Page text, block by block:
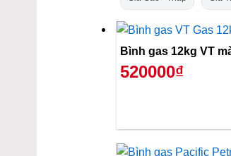
Bình gas 12kg VT
520000₫